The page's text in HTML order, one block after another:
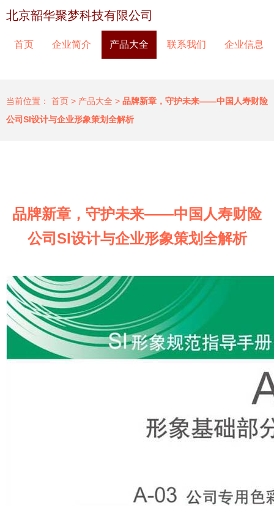
北京韶华聚梦科技有限公司
首页 企业简介 产品大全 联系我们 企业信息
当前位置： 首页 > 产品大全 > 品牌新章，守护未来——中国人寿财险
公司SI设计与企业形象策划全解析
品牌新章，守护未来——中国人寿财险
公司SI设计与企业形象策划全解析